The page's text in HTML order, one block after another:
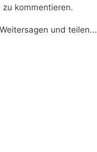
zu kommentieren.
Weitersagen und teilen...